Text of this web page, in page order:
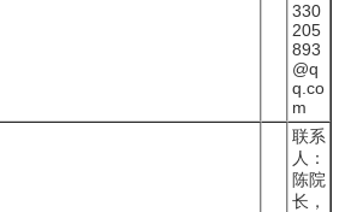
330
205
893
@q
q.co
m
联系
人：
陈院
长，